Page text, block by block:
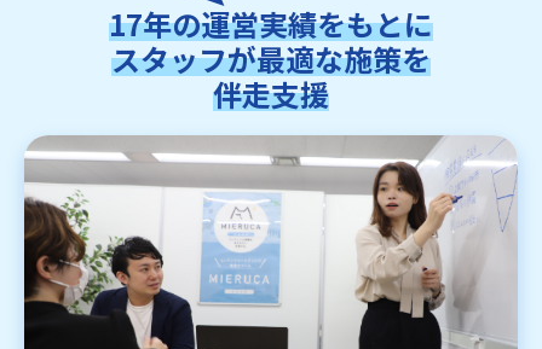
17年の運営実績をもとに
スタッフが最適な施策を
伴走支援